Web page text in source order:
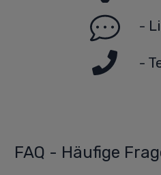
-
-
FAQ - Häufige